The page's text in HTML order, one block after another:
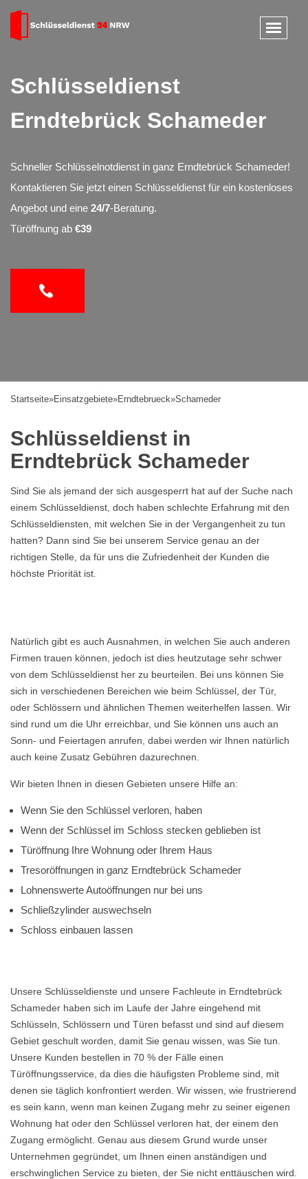
Schlüsseldienst
Erndtebrück Schameder
Schneller Schlüsselnotdienst in ganz Erndtebrück Schameder!
Kontaktieren Sie jetzt einen Schlüsseldienst für ein kostenloses
Angebot und eine 24/7-Beratung.
Türöffnung ab €39
Startseite»Einsatzgebiete»Erndtebrueck»Schameder
Schlüsseldienst in
Erndtebrück Schameder
Sind Sie als jemand der sich ausgesperrt hat auf der Suche nach
einem Schlüsseldienst, doch haben schlechte Erfahrung mit den
Schlüsseldiensten, mit welchen Sie in der Vergangenheit zu tun
hatten? Dann sind Sie bei unserem Service genau an der
richtigen Stelle, da für uns die Zufriedenheit der Kunden die
höchste Priorität ist.
Natürlich gibt es auch Ausnahmen, in welchen Sie auch anderen
Firmen trauen können, jedoch ist dies heutzutage sehr schwer
von dem Schlüsseldienst her zu beurteilen. Bei uns können Sie
sich in verschiedenen Bereichen wie beim Schlüssel, der Tür,
oder Schlössern und ähnlichen Themen weiterhelfen lassen. Wir
sind rund um die Uhr erreichbar, und Sie können uns auch an
Sonn- und Feiertagen anrufen, dabei werden wir Ihnen natürlich
auch keine Zusatz Gebühren dazurechnen.
Wir bieten Ihnen in diesen Gebieten unsere Hilfe an:
Wenn Sie den Schlüssel verloren, haben
Wenn der Schlüssel im Schloss stecken geblieben ist
Türöffnung Ihre Wohnung oder Ihrem Haus
Tresoröffnungen in ganz Erndtebrück Schameder
Lohnenswerte Autoöffnungen nur bei uns
Schließzylinder auswechseln
Schloss einbauen lassen
Unsere Schlüsseldienste und unsere Fachleute in Erndtebrück
Schameder haben sich im Laufe der Jahre eingehend mit
Schlüsseln, Schlössern und Türen befasst und sind auf diesem
Gebiet geschult worden, damit Sie genau wissen, was Sie tun.
Unsere Kunden bestellen in 70 % der Fälle einen
Türöffnungsservice, da dies die häufigsten Probleme sind, mit
denen sie täglich konfrontiert werden. Wir wissen, wie frustrierend
es sein kann, wenn man keinen Zugang mehr zu seiner eigenen
Wohnung hat oder den Schlüssel verloren hat, der einem den
Zugang ermöglicht. Genau aus diesem Grund wurde unser
Unternehmen gegründet, um Ihnen einen anständigen und
erschwinglichen Service zu bieten, der Sie nicht enttäuschen wird.